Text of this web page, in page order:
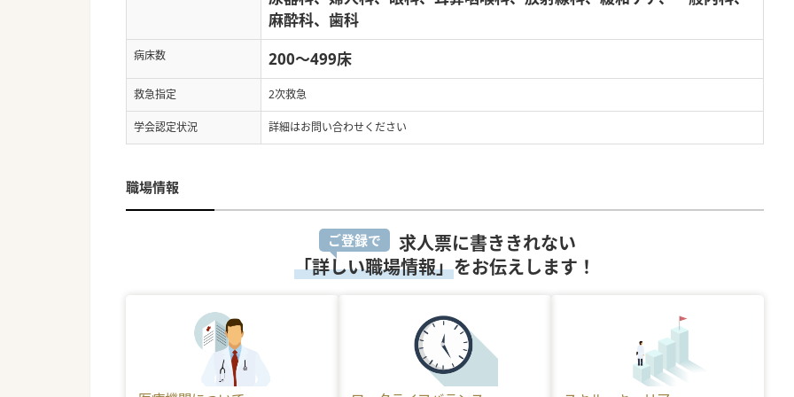
麻酔科、歯科
病床数 200～499床
救急指定 2次救急
学会認定状況 詳細はお問い合わせください
職場情報
ご登録で
求人票に書ききれない
「詳しい職場情報」をお伝えします！